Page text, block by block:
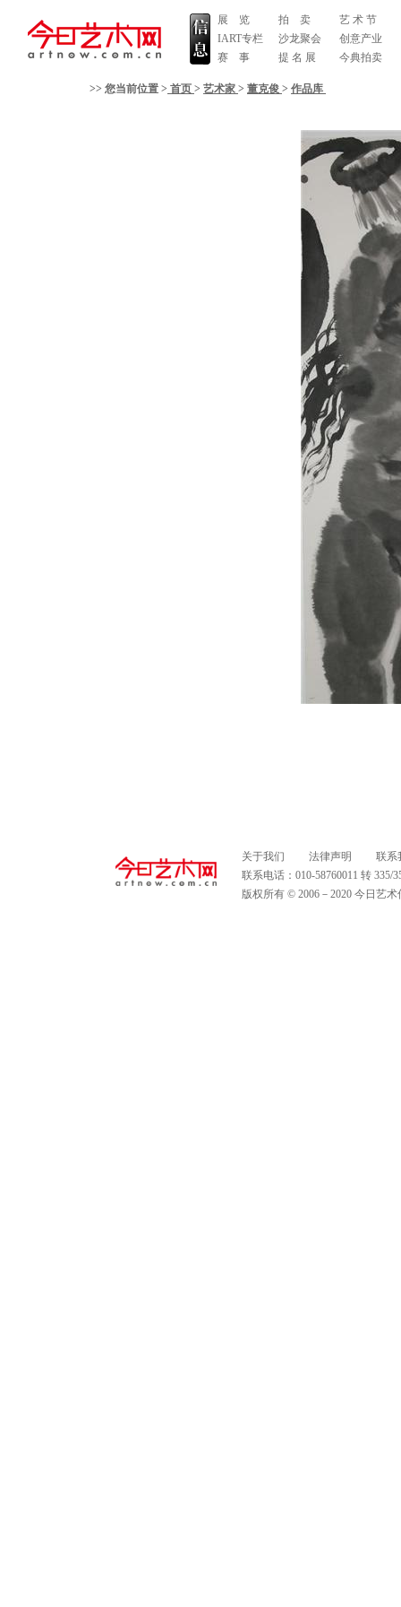
展 览
IART专栏
赛 事
拍 卖
沙龙聚会
提 名 展
艺 术 节
创意产业
今典拍卖
>> 您当前位置 > 首页 > 艺术家 > 董克俊 > 作品库
关于我们 法律声明
联系
联系电话：010-58760011 转
版权所有 © 2006－2020 今日艺